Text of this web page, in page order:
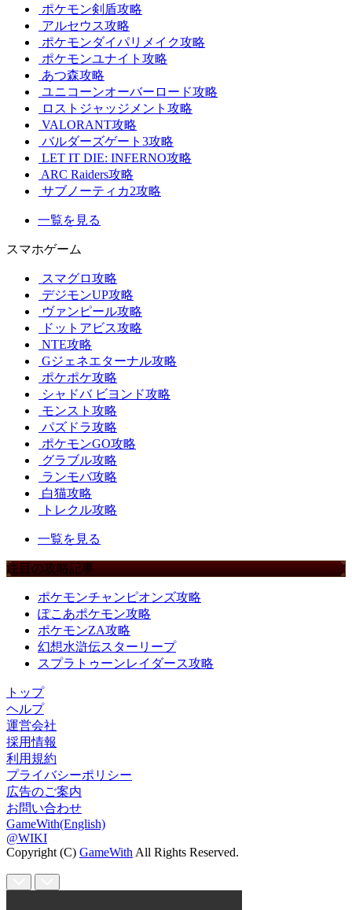
ポケモン剣盾攻略
アルセウス攻略
ポケモンダイパリメイク攻略
ポケモンユナイト攻略
あつ森攻略
ユニコーンオーバーロード攻略
ロストジャッジメント攻略
VALORANT攻略
バルダーズゲート3攻略
LET IT DIE: INFERNO攻略
ARC Raiders攻略
サブノーティカ2攻略
一覧を見る
スマホゲーム
スマグロ攻略
デジモンUP攻略
ヴァンピール攻略
ドットアビス攻略
NTE攻略
Gジェネエターナル攻略
ポケポケ攻略
シャドバ ビヨンド攻略
モンスト攻略
パズドラ攻略
ポケモンGO攻略
グラブル攻略
ランモバ攻略
白猫攻略
トレクル攻略
一覧を見る
注目の攻略記事
ポケモンチャンピオンズ攻略
ぽこあポケモン攻略
ポケモンZA攻略
幻想水滸伝スターリープ
スプラトゥーンレイダース攻略
トップ
ヘルプ
運営会社
採用情報
利用規約
プライバシーポリシー
広告のご案内
お問い合わせ
GameWith(English)
@WIKI
Copyright (C) GameWith All Rights Reserved.